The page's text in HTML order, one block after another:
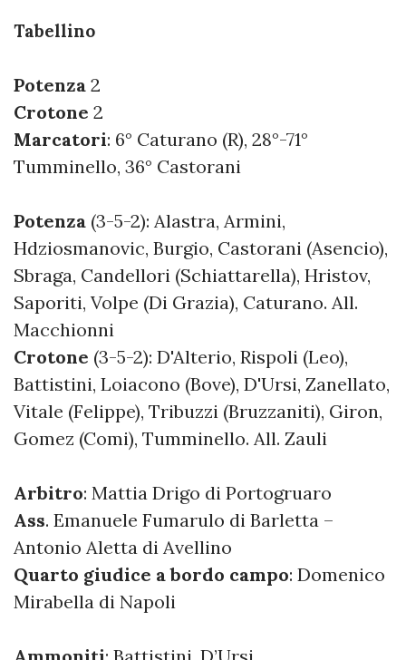
Tabellino
Potenza 2
Crotone 2
Marcatori: 6° Caturano (R), 28°-71°
Tumminello, 36° Castorani
Potenza (3-5-2): Alastra, Armini,
Hdziosmanovic, Burgio, Castorani (Asencio),
Sbraga, Candellori (Schiattarella), Hristov,
Saporiti, Volpe (Di Grazia), Caturano. All.
Macchionni
Crotone (3-5-2): D'Alterio, Rispoli (Leo),
Battistini, Loiacono (Bove), D'Ursi, Zanellato,
Vitale (Felippe), Tribuzzi (Bruzzaniti), Giron,
Gomez (Comi), Tumminello. All. Zauli
Arbitro: Mattia Drigo di Portogruaro
Ass. Emanuele Fumarulo di Barletta –
Antonio Aletta di Avellino
Quarto giudice a bordo campo: Domenico
Mirabella di Napoli